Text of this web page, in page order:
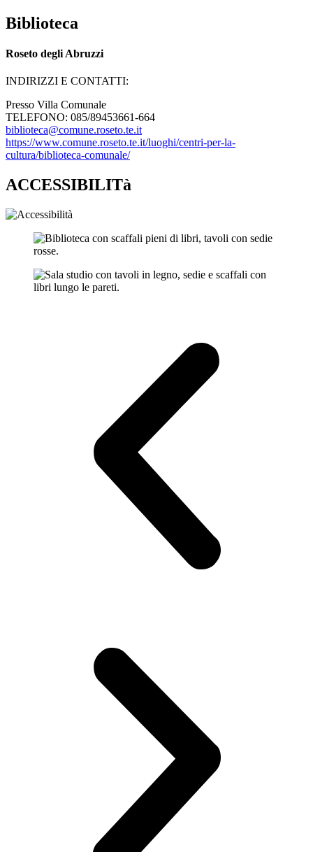
Biblioteca
Roseto degli Abruzzi
INDIRIZZI E CONTATTI:​
Presso Villa Comunale
TELEFONO: 085/89453661-664
biblioteca@comune.roseto.te.it
https://www.comune.roseto.te.it/luoghi/centri-per-la-
cultura/biblioteca-comunale/
ACCESSIBILITà